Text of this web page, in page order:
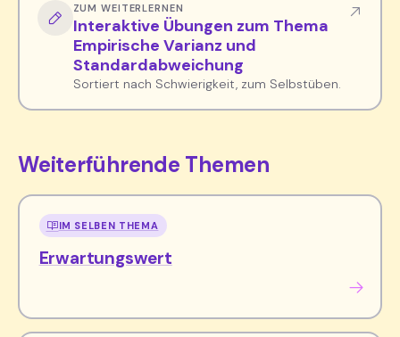
ZUM WEITERLERNEN
Interaktive Übungen zum Thema
Empirische Varianz und
Standardabweichung
Sortiert nach Schwierigkeit, zum Selbstüben.
Weiterführende Themen
IM SELBEN THEMA
Erwartungswert